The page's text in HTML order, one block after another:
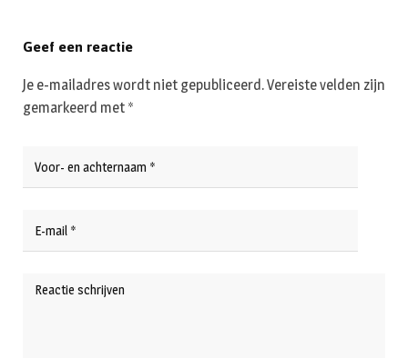
Geef een reactie
Je e-mailadres wordt niet gepubliceerd.Vereiste velden zijn
gemarkeerd met *